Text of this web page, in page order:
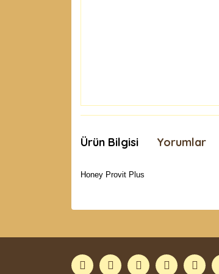
Ürün Bilgisi Yorumlar
Honey Provit Plus
Ürün açıklamasında eksik bilgiler